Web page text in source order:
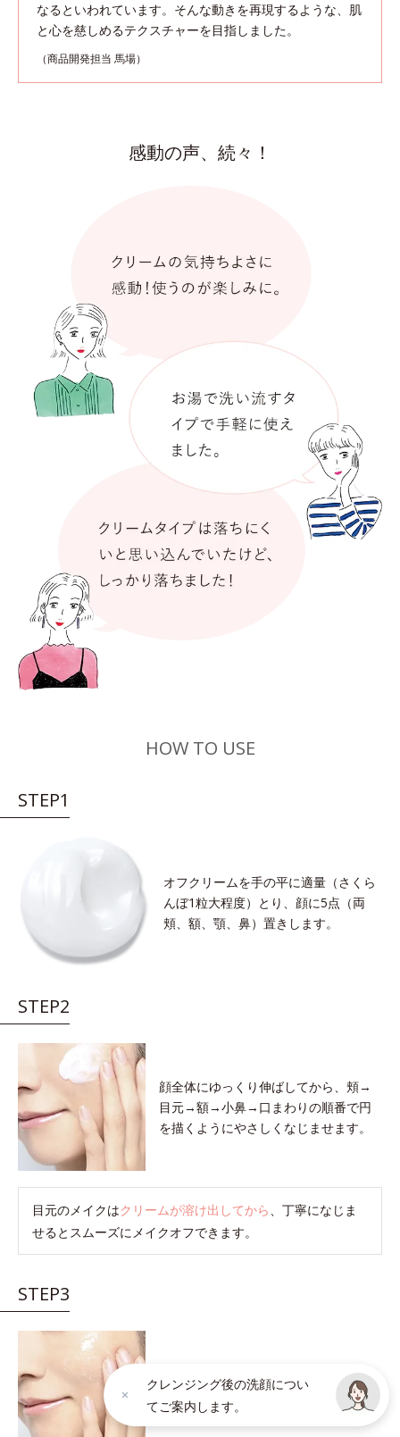
なるといわれています。 そんな動きを再現するような、肌
と心を慈しめるテクスチャーを目指しました。
（商品開発担当 馬場）
感動の声、続々！
HOW TO USE
STEP1
オフクリームを手の平に適量（さくら
んぼ1粒大程度）とり、顔に5点（両
頬、額、顎、鼻）置きします。
STEP2
顔全体にゆっくり伸ばしてから、頬→
目元→額→小鼻→口まわりの順番で円
を描くようにやさしくなじませます。
目元のメイクはクリームが溶け出してから、丁寧になじま
せるとスムーズにメイクオフできます。
STEP3
クリームが肌の上でメイク汚れを巻き
こむと軽い感触に変わります。
感触が
軽くなったら洗い流しのサインです。
クレンジング後の洗顔につい
てご案内します。